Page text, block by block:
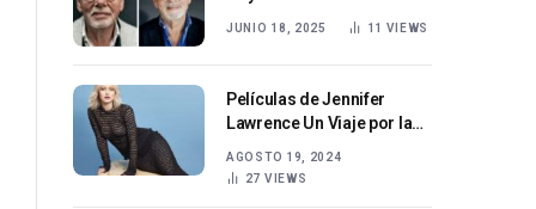
presentador de televisión
JUNIO 18, 2025 11 VIEWS
Películas de Jennifer
Lawrence Un Viaje por la
de una Estrella
AGOSTO 19, 2024
27 VIEWS